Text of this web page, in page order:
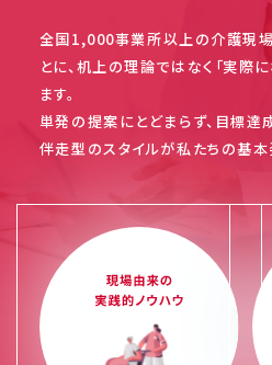
全国1,000事業所以上の介護現
とに、机上の理論ではなく「実際
ます。
単発の提案にとどまらず、目標達
伴走型のスタイルが私たちの基本